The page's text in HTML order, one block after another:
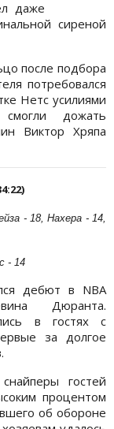
даже
сиреной
после подбора
потребовался
Нетс усилиями
дожать
Виктор Хряпа
- 18, Нахера - 14,
- 14
дебют в NBA
Дюранта.
в гостях с
за долгое
гостей
процентом
об обороне